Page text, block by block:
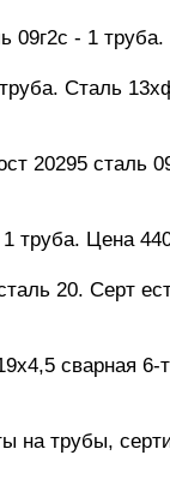
09г2с - 1
Сталь
20295 сталь
1 труба. Цена
20. Серт
сварная
на трубы,